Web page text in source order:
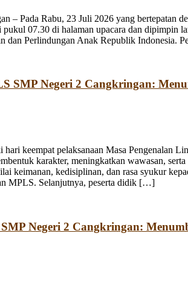
– Pada Rabu, 23 Juli 2026 yang bertepatan
pukul 07.30 di halaman upacara dan dipimpin
dan Perlindungan Anak Republik
SMP Negeri 2 Cangkringan:
hari keempat pelaksanaan Masa Pengenalan
karakter, meningkatkan wawasan,
keimanan, kedisiplinan, dan rasa syukur
MPLS. Selanjutnya, peserta didik […]
Negeri 2 Cangkringan: